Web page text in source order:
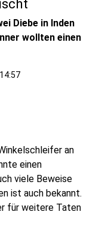
Diebe in Inden
wollten einen
an
einen
viele Beweise
ist auch bekannt.
für weitere Taten